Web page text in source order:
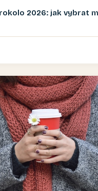
2026: jak vybrat